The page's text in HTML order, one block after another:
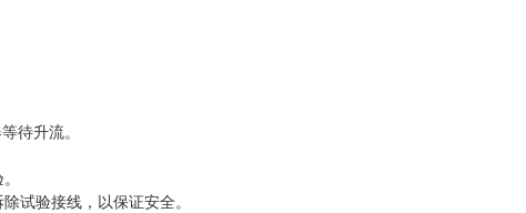
待升流。
试验接线，以保证安全。